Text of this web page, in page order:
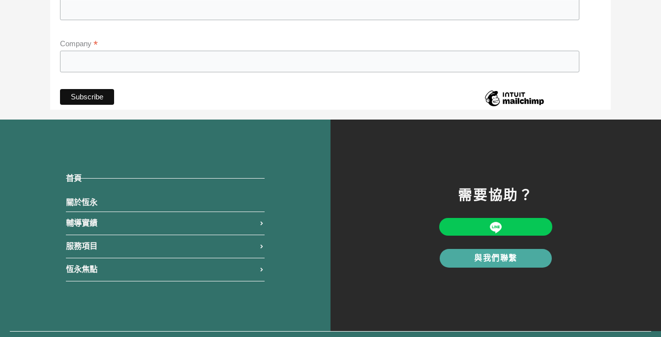
Company *
首頁
關於恆永
輔導實績
服務項目
恆永焦點
需要協助？
與我們聯繫